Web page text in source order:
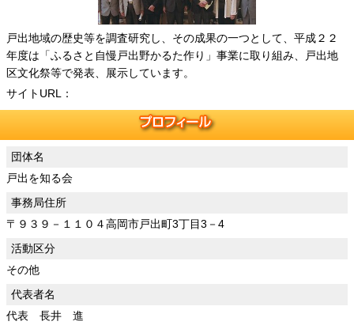
戸出地域の歴史等を調査研究し、その成果の一つとして、平成２２
年度は「ふるさと自慢戸出野かるた作り」事業に取り組み、戸出地
区文化祭等で発表、展示しています。
サイトURL：
団体名
戸出を知る会
事務局住所
〒９３９－１１０４高岡市戸出町3丁目3－4
活動区分
その他
代表者名
代表 長井 進